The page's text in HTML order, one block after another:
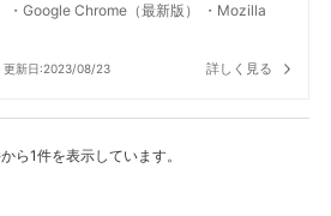
・Google Chrome（最新版） ・Mozilla
更新日:2023/08/23 詳しく見る
ら1件を表示しています。